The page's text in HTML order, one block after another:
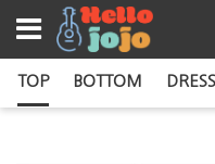
TOP BOTTOM DRESS